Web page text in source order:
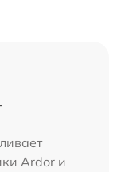
Ardor и